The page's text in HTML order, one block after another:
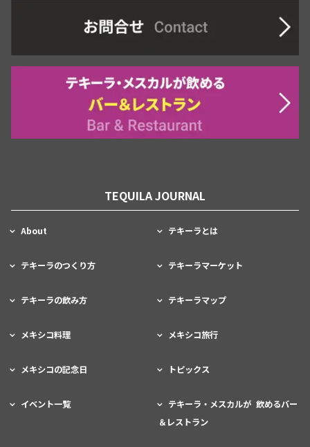
TEQUILA JOURNAL
About テキーラとは
テキーラのつくり方 テキーラマーケット
テキーラの飲み方 テキーラマップ
メキシコ料理 メキシコ旅行
メキシコの記念日 トピックス
イベント一覧
テキーラ・メスカルが 飲めるバー
＆レストラン